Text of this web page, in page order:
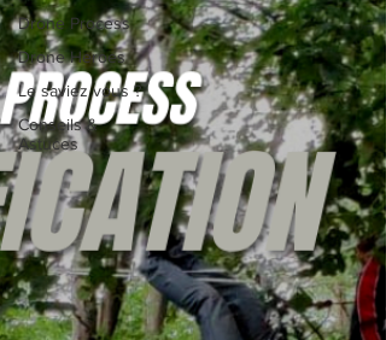
Drone Process
Drone Heroes
Le saviez vous ?
Conseils &
Astuces